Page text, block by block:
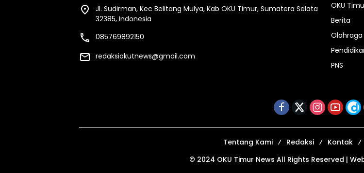
Jl. Sudirman, Kec Belitang Mulya, Kab OKU Timur, Sumatera Selata
32385, Indonesia
085769892150
redaksiokutnews@gmail.com
OKU
Berita
Olahraga
PNS
Tentang Kami Redaksi Kontak
© 2024 OKU Timur News All Rights Reserved |